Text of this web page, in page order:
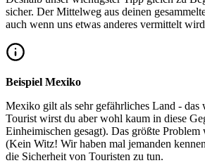
sicher. Der Mittelweg aus deinen
auch wenn uns etwas anderes vermittelt
Beispiel Mexiko
Mexiko gilt als sehr gefährliches Land -
Tourist wirst du aber wohl kaum in diese
Einheimischen gesagt). Das größte
(Kein Witz! Wir haben mal jemanden
die Sicherheit von Touristen zu tun.